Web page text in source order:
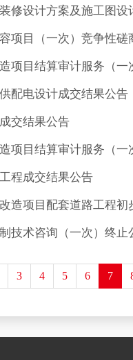
修设计方案及施工图
项目（一次）竞争性磋
项目结算审计服务（
配电设计成交结果公告
交结果公告
项目结算审计服务（
程成交结果公告
造项目配套道路工程
技术咨询（一次）终止
3 4 5 6 7